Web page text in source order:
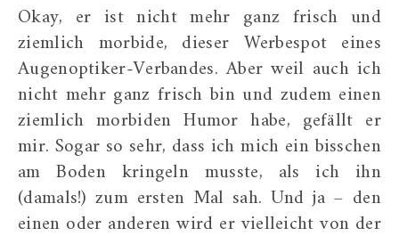
Okay, er ist nicht mehr ganz frisch und
ziemlich morbide, dieser Werbespot eines
Augenoptiker-Verbandes. Aber weil auch ich
nicht mehr ganz frisch bin und zudem einen
ziemlich morbiden Humor habe, gefällt er
mir. Sogar so sehr, dass ich mich ein bisschen
am Boden kringeln musste, als ich ihn
(damals!) zum ersten Mal sah. Und ja – den
einen oder anderen wird er vielleicht von der